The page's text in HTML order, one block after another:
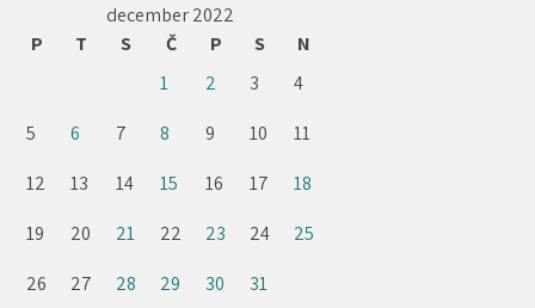
december 2022
P
T S Č P S
N
1
2 3
4
5
6 7 8 9 10
11
12
13 14 15 16 17
18
19
20 21 22 23 24
25
26
27 28 29 30
31